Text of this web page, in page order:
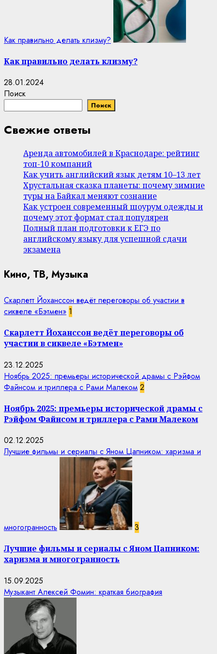
Как правильно делать клизму?
Как правильно делать клизму?
28.01.2024
Поиск
Поиск
Свежие ответы
Аренда автомобилей в Краснодаре: рейтинг
топ-10 компаний
Как учить английский язык детям 10–13 лет
Хрустальная сказка планеты: почему зимние
туры на Байкал меняют сознание
Как устроен современный шоурум одежды и
почему этот формат стал популярен
Полный план подготовки к ЕГЭ по
английскому языку для успешной сдачи
экзамена
Кино, ТВ, Музыка
Скарлетт Йоханссон ведёт переговоры об участии в
сиквеле «Бэтмен» 1
Скарлетт Йоханссон ведёт переговоры об
участии в сиквеле «Бэтмен»
23.12.2025
Ноябрь 2025: премьеры исторической драмы с Рэйфом
Файнсом и триллера с Рами Малеком 2
Ноябрь 2025: премьеры исторической драмы с
Рэйфом Файнсом и триллера с Рами Малеком
02.12.2025
Лучшие фильмы и сериалы с Яном Цапником: харизма и
многогранность 3
Лучшие фильмы и сериалы с Яном Цапником:
харизма и многогранность
15.09.2025
Музыкант Алексей Фомин: краткая биография